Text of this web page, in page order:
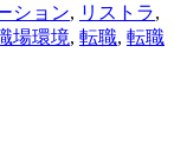
ション, リストラ,
場環境, 転職, 転職